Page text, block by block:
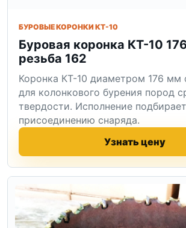
БУРОВЫЕ КОРОНКИ КТ-10
Буровая коронка КТ-10
резьба 162
Коронка КТ-10 диаметром 176 мм
для колонкового бурения пород
твердости. Исполнение
присоединению снаряда.
Узнать цену